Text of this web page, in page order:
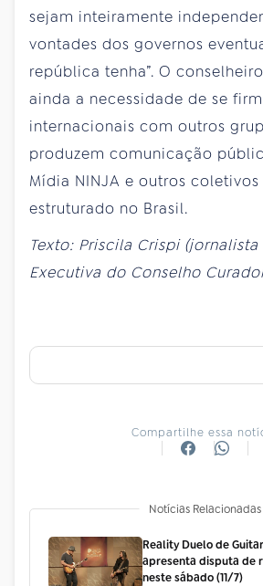
sejam inteiramente
vontades dos governos
república tenha”. O
ainda a necessidade de se
internacionais com outros
produzem comunicação
Mídia NINJA e outros
estruturado no Brasil.
Texto: Priscila Crispi
Executiva do Conselho
Compartilhe essa
Notícias Relacionadas
Reality Duelo de
apresenta disputa de
neste sábado (11/7)